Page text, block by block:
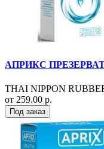
АПРИКС
THAI NIPPON
от 259.00 р.
Под заказ